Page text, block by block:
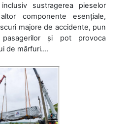
sustragerea pieselor
componente esențiale,
majore de accidente, pun
și pot provoca
de mărfuri....